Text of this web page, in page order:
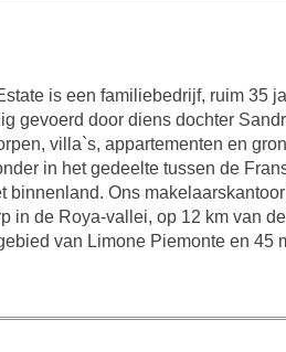
is een familiebedrijf, ruim 35
gevoerd door diens dochter
villa`s, appartementen en
in het gedeelte tussen de
binnenland. Ons
in de Roya-vallei, op 12 km van
van Limone Piemonte en 45